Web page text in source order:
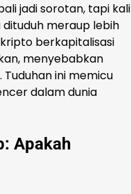
jadi sorotan, tapi kali
dituduh meraup lebih
berkapitalisasi
menyebabkan
ini memicu
dalam dunia
Apakah